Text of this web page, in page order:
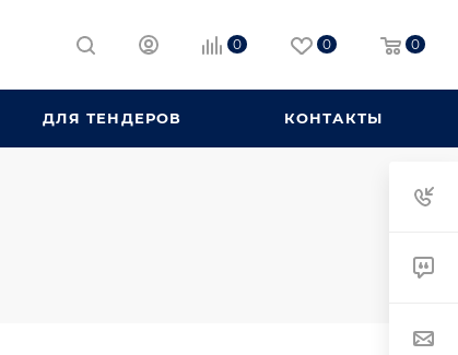
0 0 0
ДЛЯ ТЕНДЕРОВ КОНТАКТЫ